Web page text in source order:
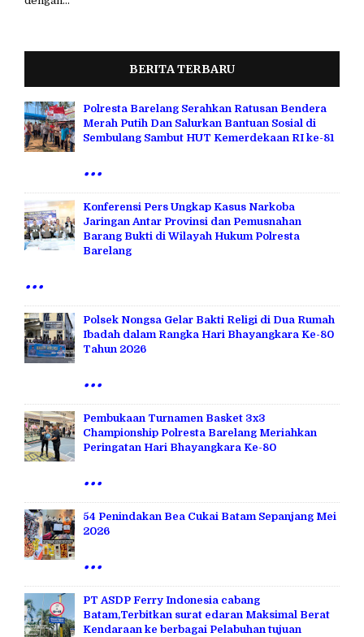
BERITA TERBARU
Polresta Barelang Serahkan Ratusan Bendera
Merah Putih Dan Salurkan Bantuan Sosial di
Sembulang Sambut HUT Kemerdekaan RI ke-81
...
Konferensi Pers Ungkap Kasus Narkoba
Jaringan Antar Provinsi dan Pemusnahan
Barang Bukti di Wilayah Hukum Polresta
Barelang
...
Polsek Nongsa Gelar Bakti Religi di Dua Rumah
Ibadah dalam Rangka Hari Bhayangkara Ke-80
Tahun 2026
...
Pembukaan Turnamen Basket 3x3
Championship Polresta Barelang Meriahkan
Peringatan Hari Bhayangkara Ke-80
...
54 Penindakan Bea Cukai Batam Sepanjang Mei
2026
...
PT ASDP Ferry Indonesia cabang
Batam,Terbitkan surat edaran Maksimal Berat
Kendaraan ke berbagai Pelabuhan tujuan